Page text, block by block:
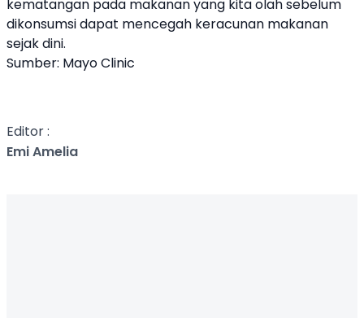
kematangan pada makanan yang kita olah sebelum
dikonsumsi dapat mencegah keracunan makanan
sejak dini.
Sumber: Mayo Clinic
Editor :
Emi Amelia